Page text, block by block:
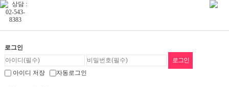
로그인
아이디 저장 자동로그인